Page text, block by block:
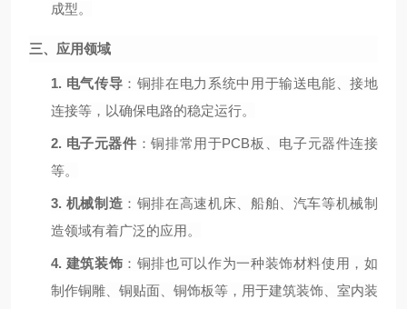
成型。
三、应用领域
1. 电气传导 ：铜排在电力系统中用于输送电能、接地
连接等，以确保电路的稳定运行。
2. 电子元器件 ：铜排常用于PCB板、电子元器件连接
等。
3. 机械制造 ：铜排在高速机床、船舶、汽车等机械制
造领域有着广泛的应用。
4. 建筑装饰 ：铜排也可以作为一种装饰材料使用，如
制作铜雕、铜贴面、铜饰板等，用于建筑装饰、室内装